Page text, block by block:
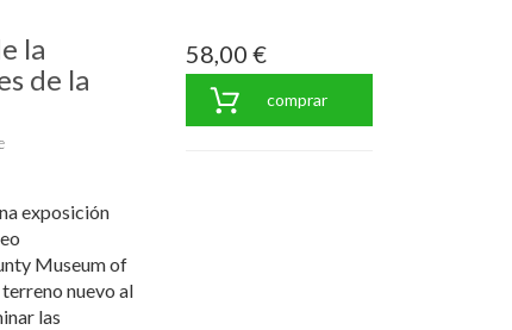
la
de la
exposición
Museum of
nuevo al
las
58,00 €
comprar